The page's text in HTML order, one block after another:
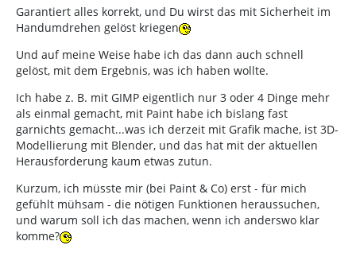
Garantiert alles korrekt, und Du wirst das mit Sicherheit im
Handumdrehen gelöst kriegen
Und auf meine Weise habe ich das dann auch schnell
gelöst, mit dem Ergebnis, was ich haben wollte.
Ich habe z. B. mit GIMP eigentlich nur 3 oder 4 Dinge mehr
als einmal gemacht, mit Paint habe ich bislang fast
garnichts gemacht...was ich derzeit mit Grafik mache, ist 3D-
Modellierung mit Blender, und das hat mit der aktuellen
Herausforderung kaum etwas zutun.
Kurzum, ich müsste mir (bei Paint & Co) erst - für mich
gefühlt mühsam - die nötigen Funktionen heraussuchen,
und warum soll ich das machen, wenn ich anderswo klar
komme?